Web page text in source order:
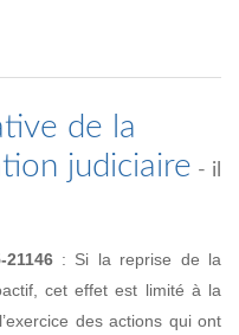
de la
judiciaire - il
: Si la reprise de la
cet effet est limité à la
des actions qui ont